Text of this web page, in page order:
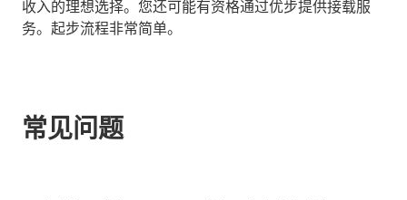
收入的理想选择。您还可能有资格通过优步提供接载服
务。起步流程非常简单。
常见问题